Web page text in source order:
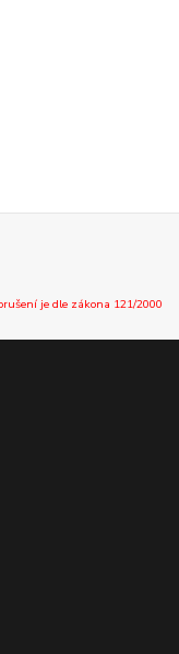
je dle zákona 121/2000